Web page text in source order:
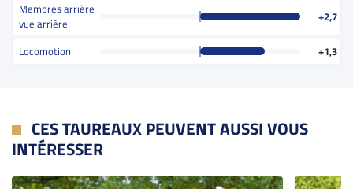
Membres arrière
vue arrière
+2,7
Locomotion +1,3
CES TAUREAUX PEUVENT AUSSI VOUS
INTÉRESSER